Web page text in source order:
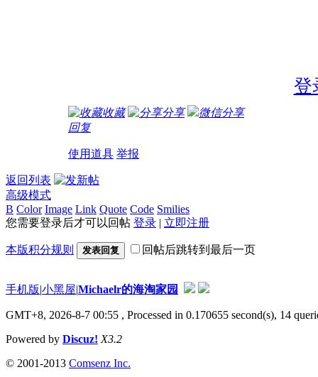
登
收藏 分享
微信分享
回复
使用道具 举报
返回列表
高级模式
B Color Image Link Quote Code Smilies
您需要登录后才可以回帖 登录 | 立即注册
本版积分规则 发表回复 回帖后跳转到最后一页
手机版|小黑屋|Michaelr的海淘家园
GMT+8, 2026-8-7 00:55 , Processed in 0.170655 second(s), 14
Powered by Discuz! X3.2
© 2001-2013 Comsenz Inc.